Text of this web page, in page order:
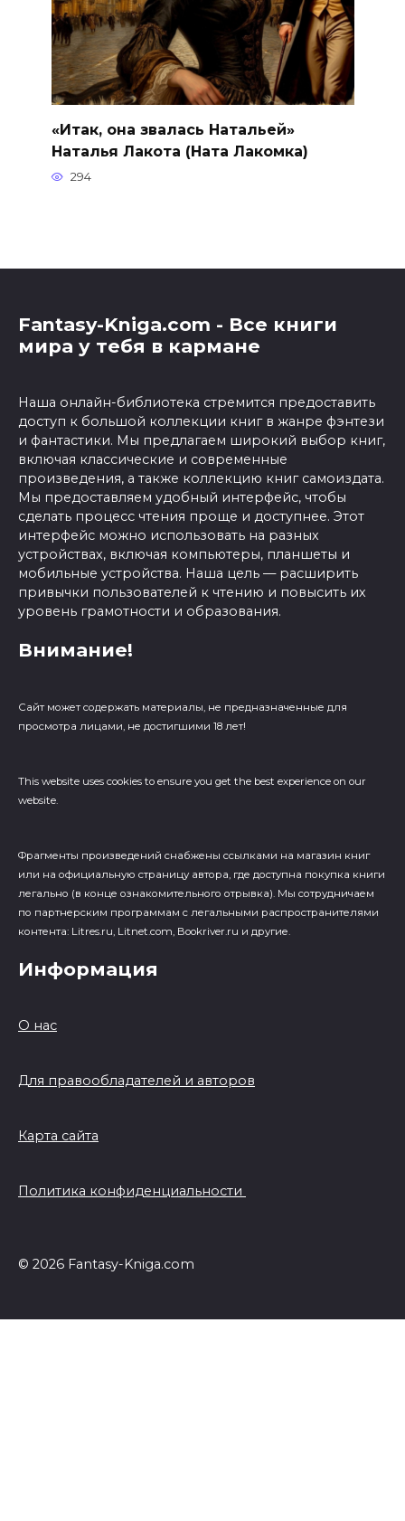
«Итак, она звалась Натальей»
Наталья Лакота (Ната Лакомка)
294
Fantasy-Kniga.com - Все книги
мира у тебя в кармане
Наша онлайн-библиотека стремится предоставить
доступ к большой коллекции книг в жанре фэнтези
и фантастики. Мы предлагаем широкий выбор книг,
включая классические и современные
произведения, а также коллекцию книг самоиздата.
Мы предоставляем удобный интерфейс, чтобы
сделать процесс чтения проще и доступнее. Этот
интерфейс можно использовать на разных
устройствах, включая компьютеры, планшеты и
мобильные устройства. Наша цель — расширить
привычки пользователей к чтению и повысить их
уровень грамотности и образования.
Внимание!
Сайт может содержать материалы, не предназначенные для
просмотра лицами, не достигшими 18 лет!
This website uses cookies to ensure you get the best experience on our
website.
Фрагменты произведений cнабжены ссылками на магазин книг
или на официальную страницу автора, где доступна покупка книги
легально (в конце ознакомительного отрывка). Мы сотрудничаем
по партнерским программам с легальными распространителями
контента: Litres.ru, Litnet.com, Bookriver.ru и другие.
Информация
О нас
Для правообладателей и авторов
Карта сайта
Политика конфиденциальности
© 2026 Fantasy-Kniga.com